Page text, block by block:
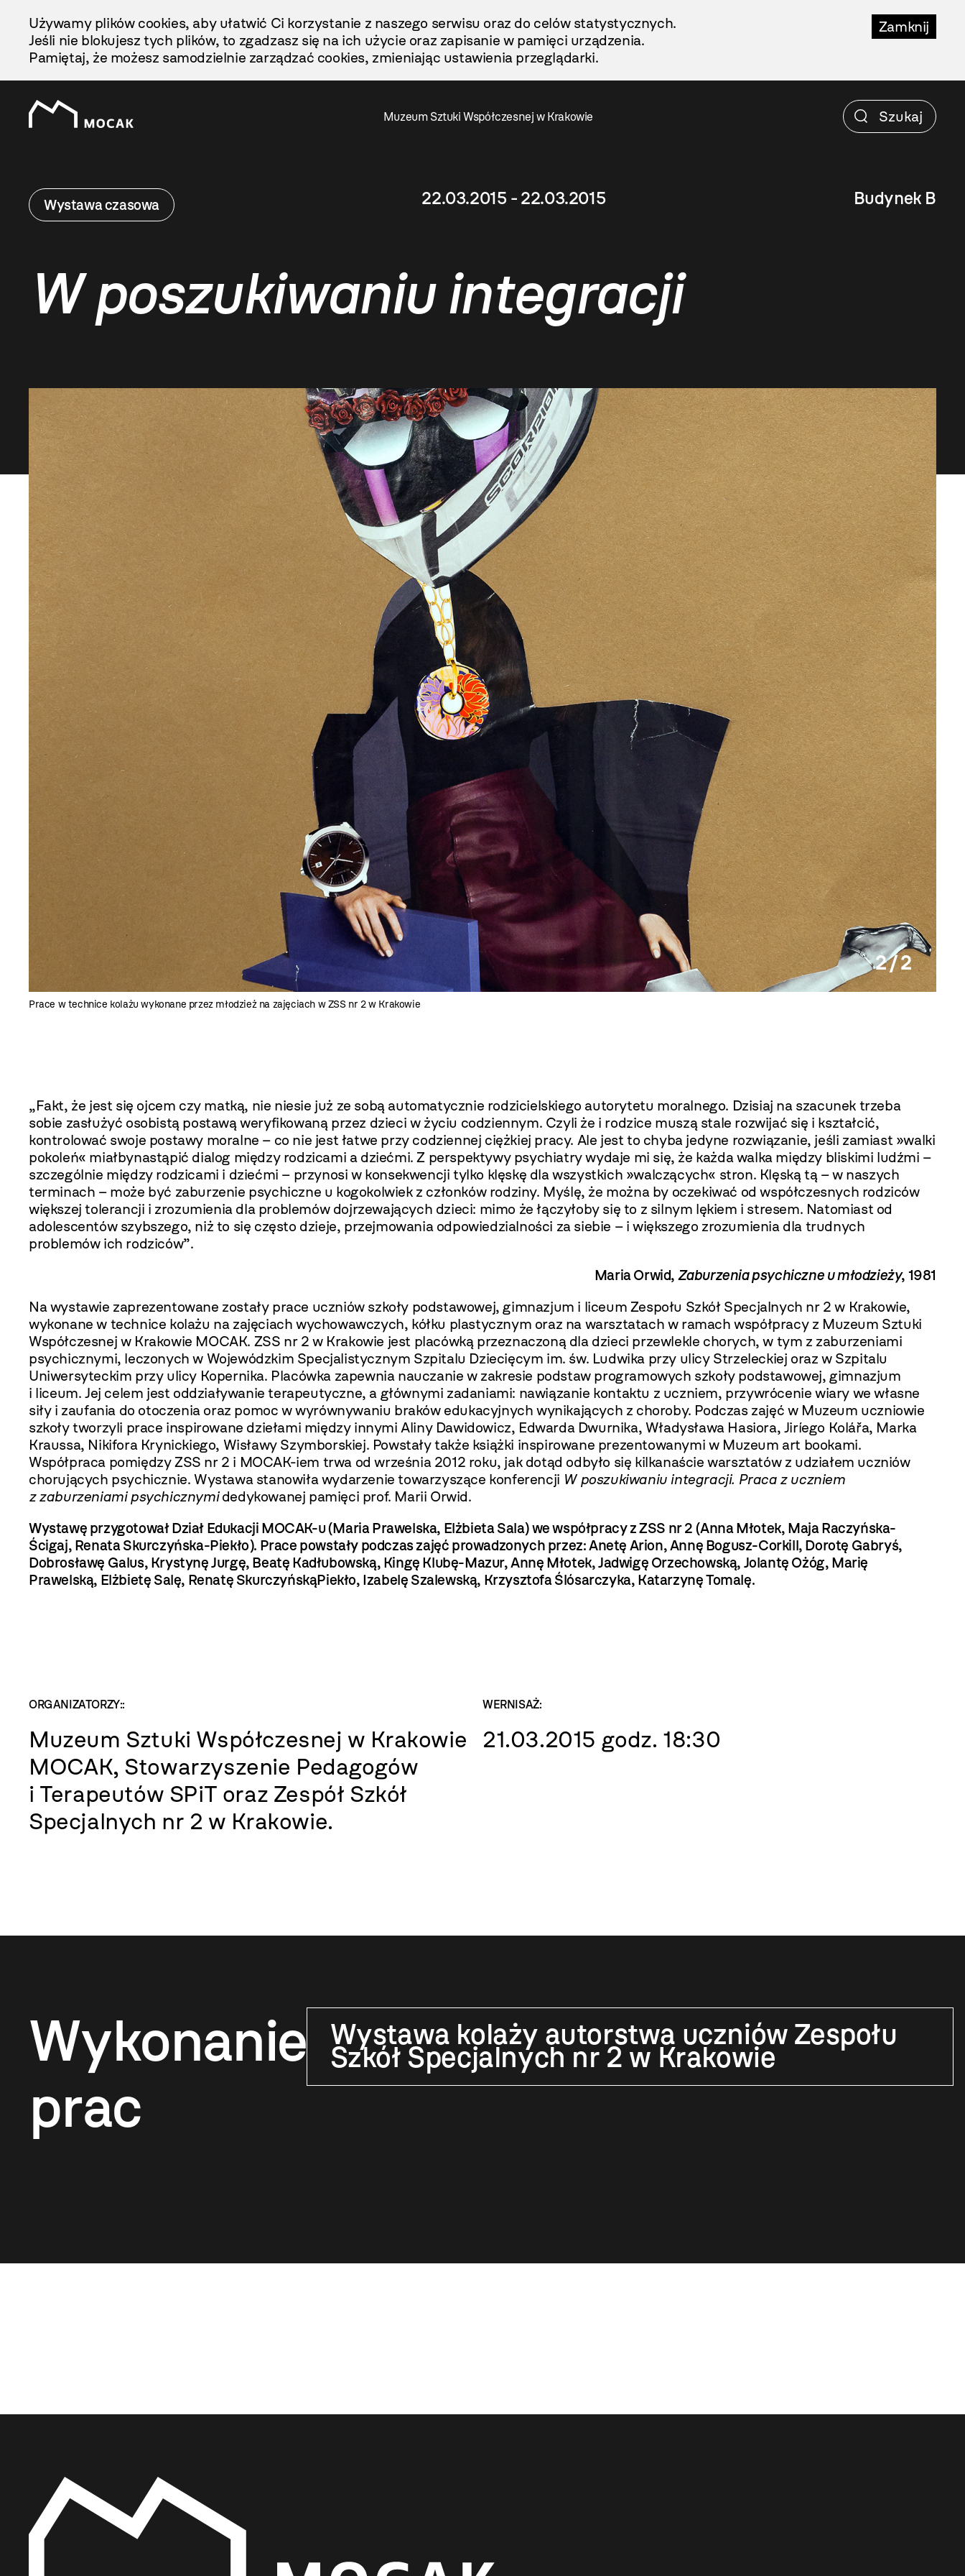
Treści
Zamknij
Używamy plików cookies, aby ułatwić Ci korzystanie z naszego serwisu oraz do celów statystycznych.
Jeśli nie blokujesz tych plików, to zgadzasz się na ich użycie oraz zapisanie w pamięci urządzenia.
Pamiętaj, że możesz samodzielnie zarządzać cookies, zmieniając ustawienia przeglądarki.
Muzeum Sztuki Współczesnej w Krakowie
Wystawa czasowa 22.03.2015 - 22.03.2015 Budynek B
W poszukiwaniu integracji
Prace w technice kolażu wykonane przez młodzież na zajęciach w ZSS nr 2 w Krakowie
2 / 2
„Fakt, że jest się ojcem czy matką, nie niesie już ze sobą automatycznie rodzicielskiego autorytetu moralnego. Dzisiaj na szacunek trzeba
sobie zasłużyć osobistą postawą weryfikowaną przez dzieci w życiu codziennym. Czyli że i rodzice muszą stale rozwijać się i kształcić,
kontrolować swoje postawy moralne – co nie jest łatwe przy codziennej ciężkiej pracy. Ale jest to chyba jedyne rozwiązanie, jeśli zamiast »walki
pokoleń« miałbynastąpić dialog między rodzicami a dziećmi. Z perspektywy psychiatry wydaje mi się, że każda walka między bliskimi ludźmi –
szczególnie między rodzicami i dziećmi – przynosi w konsekwencji tylko klęskę dla wszystkich »walczących« stron. Klęską tą – w naszych
terminach – może być zaburzenie psychiczne u kogokolwiek z członków rodziny. Myślę, że można by oczekiwać od współczesnych rodziców
większej tolerancji i zrozumienia dla problemów dojrzewających dzieci: mimo że łączyłoby się to z silnym lękiem i stresem. Natomiast od
adolescentów szybszego, niż to się często dzieje, przejmowania odpowiedzialności za siebie – i większego zrozumienia dla trudnych
problemów ich rodziców”.
Maria Orwid, Zaburzenia psychiczne u młodzieży, 1981
Na wystawie zaprezentowane zostały prace uczniów szkoły podstawowej, gimnazjum i liceum Zespołu Szkół Specjalnych nr 2 w Krakowie,
wykonane w technice kolażu na zajęciach wychowawczych, kółku plastycznym oraz na warsztatach w ramach współpracy z Muzeum Sztuki
Współczesnej w Krakowie MOCAK. ZSS nr 2 w Krakowie jest placówką przeznaczoną dla dzieci przewlekle chorych, w tym z zaburzeniami
psychicznymi, leczonych w Wojewódzkim Specjalistycznym Szpitalu Dziecięcym im. św. Ludwika przy ulicy Strzeleckiej oraz w Szpitalu
Uniwersyteckim przy ulicy Kopernika. Placówka zapewnia nauczanie w zakresie podstaw programowych szkoły podstawowej, gimnazjum
i liceum. Jej celem jest oddziaływanie terapeutyczne, a głównymi zadaniami: nawiązanie kontaktu z uczniem, przywrócenie wiary we własne
siły i zaufania do otoczenia oraz pomoc w wyrównywaniu braków edukacyjnych wynikających z choroby. Podczas zajęć w Muzeum uczniowie
szkoły tworzyli prace inspirowane dziełami między innymi Aliny Dawidowicz, Edwarda Dwurnika, Władysława Hasiora, Jiríego Kolářa, Marka
Kraussa, Nikifora Krynickiego, Wisławy Szymborskiej. Powstały także książki inspirowane prezentowanymi w Muzeum art bookami.
Współpraca pomiędzy ZSS nr 2 i MOCAK-iem trwa od września 2012 roku, jak dotąd odbyło się kilkanaście warsztatów z udziałem uczniów
chorujących psychicznie. Wystawa stanowiła wydarzenie towarzyszące konferencji W poszukiwaniu integracji. Praca z uczniem
z zaburzeniami psychicznymidedykowanej pamięci prof. Marii Orwid.
Wystawę przygotował Dział Edukacji MOCAK-u (Maria Prawelska, Elżbieta Sala) we współpracy z ZSS nr 2 (Anna Młotek, Maja Raczyńska-
Ścigaj, Renata Skurczyńska-Piekło). Prace powstały podczas zajęć prowadzonych przez: Anetę Arion, Annę Bogusz-Corkill, Dorotę Gabryś,
Dobrosławę Galus, Krystynę Jurgę, Beatę Kadłubowską, Kingę Klubę-Mazur, Annę Młotek, Jadwigę Orzechowską, Jolantę Ożóg, Marię
Prawelską, Elżbietę Salę, Renatę SkurczyńskąPiekło, Izabelę Szalewską, Krzysztofa Ślósarczyka, Katarzynę Tomalę.
ORGANIZATORZY::
Muzeum Sztuki Współczesnej w Krakowie
MOCAK, Stowarzyszenie Pedagogów
i Terapeutów SPiT oraz Zespół Szkół
Specjalnych nr 2 w Krakowie.
WERNISAŻ:
21.03.2015 godz. 18:30
Wykonanie
prac
Wystawa kolaży autorstwa uczniów Zespołu
Szkół Specjalnych nr 2 w Krakowie